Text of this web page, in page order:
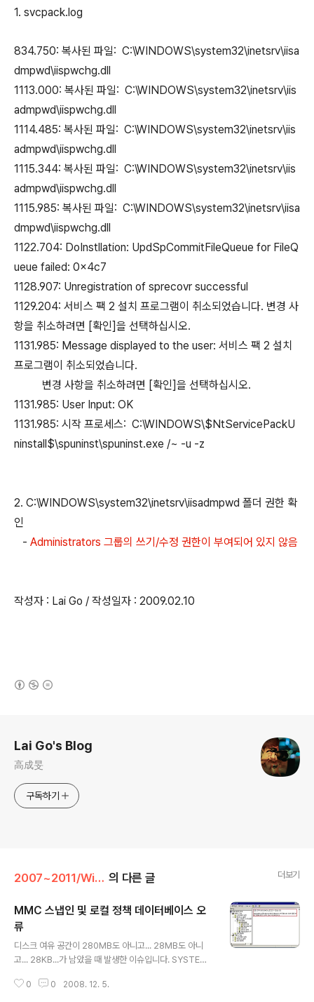
1. svcpack.log
834.750: 복사된 파일: C:\WINDOWS\system32\inetsrv\iisa
dmpwd\iispwchg.dll
1113.000: 복사된 파일: C:\WINDOWS\system32\inetsrv\iis
admpwd\iispwchg.dll
1114.485: 복사된 파일: C:\WINDOWS\system32\inetsrv\iis
admpwd\iispwchg.dll
1115.344: 복사된 파일: C:\WINDOWS\system32\inetsrv\iis
admpwd\iispwchg.dll
1115.985: 복사된 파일: C:\WINDOWS\system32\inetsrv\iisa
dmpwd\iispwchg.dll
1122.704: DoInstllation: UpdSpCommitFileQueue for FileQ
ueue failed: 0x4c7
1128.907: Unregistration of sprecovr successful
1129.204: 서비스 팩 2 설치 프로그램이 취소되었습니다. 변경 사
항을 취소하려면 [확인]을 선택하십시오.
1131.985: Message displayed to the user: 서비스 팩 2 설치
프로그램이 취소되었습니다.
변경 사항을 취소하려면 [확인]을 선택하십시오.
1131.985: User Input: OK
1131.985: 시작 프로세스: C:\WINDOWS\$NtServicePackU
ninstall$\spuninst\spuninst.exe /~ -u -z
2. C:\WINDOWS\system32\inetsrv\iisadmpwd 폴더 권한 확
인
- Administrators 그룹의 쓰기/수정 권한이 부여되어 있지 않음
작성자 : Lai Go / 작성일자 : 2009.02.10
Lai Go's Blog
高成旻
구독하기
2007~2011/Windows Platform 의 다른 글 더보기
MMC 스냅인 및 로컬 정책 데이터베이스 오
류
디스크 여유 공간이 280MB도 아니고... 28MB도 아니
고... 28KB...가 남았을 때 발생한 이슈입니다. SYSTEM
수도 있고 나타날 수 있는 장애 유형은 참 다양할 것입니다.
0 0 2008. 12. 5.